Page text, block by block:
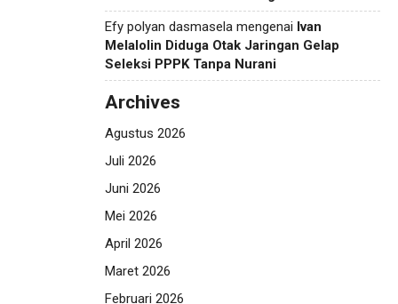
Efy polyan dasmasela mengenai Ivan
Melalolin Diduga Otak Jaringan Gelap
Seleksi PPPK Tanpa Nurani
Archives
Agustus 2026
Juli 2026
Juni 2026
Mei 2026
April 2026
Maret 2026
Februari 2026